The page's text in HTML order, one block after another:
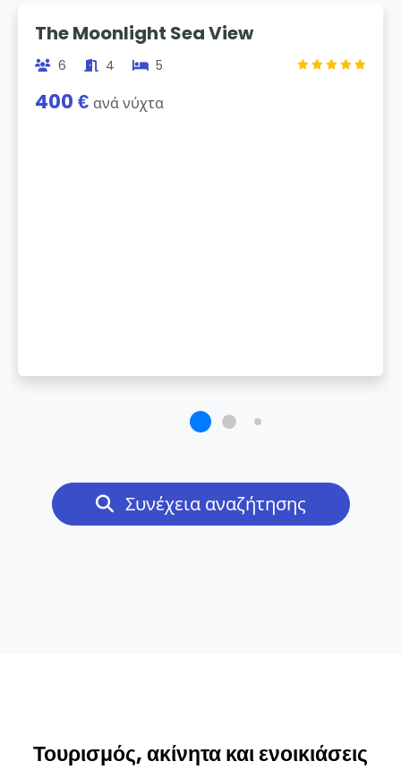
The Moonlight Sea View
6 4 5
400 € ανά νύχτα
Συνέχεια αναζήτησης
Τουρισμός, ακίνητα και ενοικιάσεις